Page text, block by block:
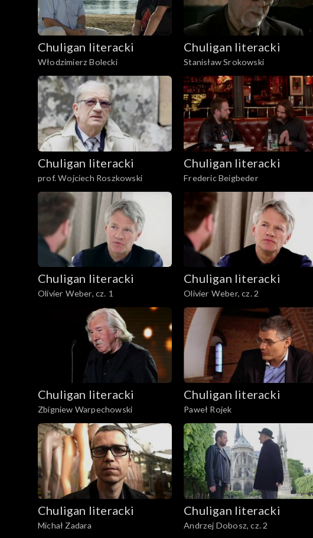
Chuligan literacki
Włodzimierz Bolecki
Chuligan literacki
Stanisław Srokowski
Chuligan literacki
prof. Wojciech Roszkowski
Chuligan literacki
Frederic Beigbeder
Chuligan literacki
Olivier Weber, cz. 1
Chuligan literacki
Olivier Weber, cz. 2
Chuligan literacki
Zbigniew Warpechowski
Chuligan literacki
Paweł Rojek
Chuligan literacki
Michał Zadara
Chuligan literacki
Andrzej Dobosz, cz. 2